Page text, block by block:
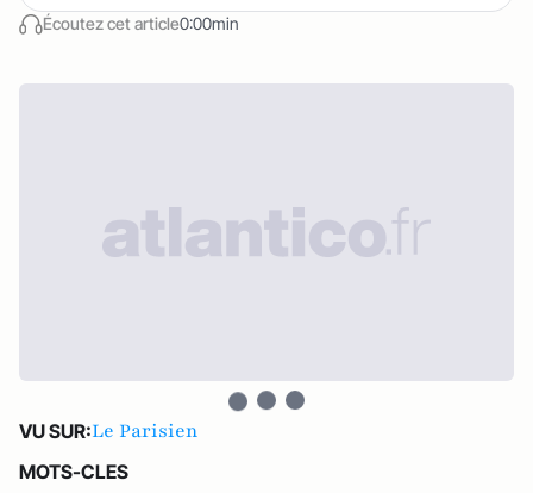
Écoutez cet article0:00min
VU SUR:Le Parisien
MOTS-CLES